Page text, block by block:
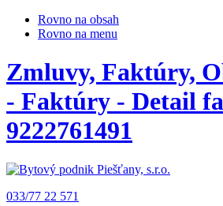
Rovno na obsah
Rovno na menu
Zmluvy, Faktúry,
- Faktúry - Detail
9222761491
033/77 22 571